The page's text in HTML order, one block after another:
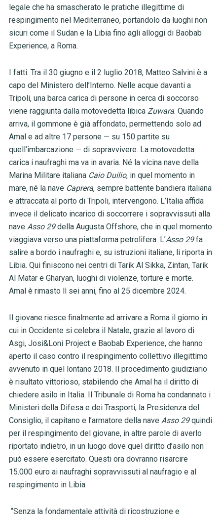
legale che ha smascherato le pratiche illegittime di
respingimento nel Mediterraneo, portandolo da luoghi non
sicuri come il Sudan e la Libia fino agli alloggi di Baobab
Experience, a Roma.
I fatti. Tra il 30 giugno e il 2 luglio 2018, Matteo Salvini è a
capo del Ministero dell’Interno. Nelle acque davanti a
Tripoli, una barca carica di persone in cerca di soccorso
viene raggiunta dalla motovedetta libica Zuwara. Quando
arriva, il gommone è già affondato, permettendo solo ad
Amal e ad altre 17 persone — su 150 partite su
quell’imbarcazione — di sopravvivere. La motovedetta
carica i naufraghi ma va in avaria. Né la vicina nave della
Marina Militare italiana Caio Duilio, in quel momento in
mare, né la nave Caprera, sempre battente bandiera italiana
e attraccata al porto di Tripoli, intervengono. L’Italia affida
invece il delicato incarico di soccorrere i sopravvissuti alla
nave Asso 29della Augusta Offshore, che in quel momento
viaggiava verso una piattaforma petrolifera. L’Asso 29fa
salire a bordo i naufraghi e, su istruzioni italiane, li riporta in
Libia. Qui finiscono nei centri di Tarik Al Sikka, Zintan, Tarik
Al Matar e Gharyan, luoghi di violenze, torture e morte.
Amal è rimasto lì sei anni, fino al 25 dicembre 2024.
Il giovane riesce finalmente ad arrivare a Roma il giorno in
cui in Occidente si celebra il Natale, grazie al lavoro di
Asgi, Josi&Loni Project e Baobab Experience, che hanno
aperto il caso contro il respingimento collettivo illegittimo
avvenuto in quel lontano 2018. Il procedimento giudiziario
è risultato vittorioso, stabilendo che Amal ha il diritto di
chiedere asilo in Italia. Il Tribunale di Roma ha condannato i
Ministeri della Difesa e dei Trasporti, la Presidenza del
Consiglio, il capitano e l’armatore della nave Asso 29quindi
per il respingimento del giovane, in altre parole di averlo
riportato indietro, in un luogo dove quel diritto d’asilo non
può essere esercitato. Questi ora dovranno risarcire
15.000 euro ai naufraghi sopravvissuti al naufragio e al
respingimento in Libia.
“Senza la fondamentale attività di ricostruzione e